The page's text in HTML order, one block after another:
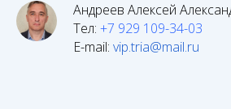
Андреев Алексей
Тел: +7 929 109-34-03
E-mail: vip.tria@mail.ru